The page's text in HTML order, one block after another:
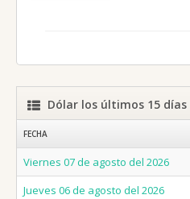
Dólar los últimos 15 días
FECHA
Viernes 07 de agosto del 2026
Jueves 06 de agosto del 2026